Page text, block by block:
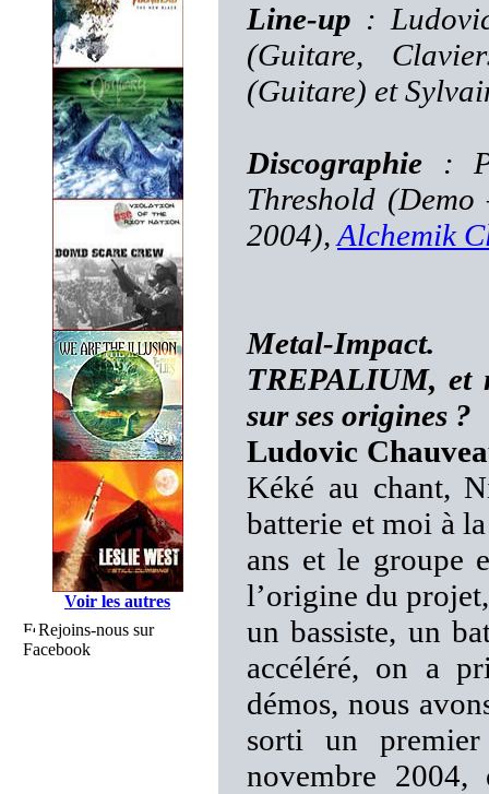
Voir les autres
Rejoins-nous sur
Facebook
Line-up :
(Guitare,
(Guitare) et
Discographie :
Threshold
2004), Alchemik
Metal-
TREPALIUM, et
sur ses origines ?
Ludovic
Kéké au chant,
batterie et moi à
ans et le groupe
l’origine du
un bassiste, un
accéléré, on a
démos, nous
sorti un
novembre